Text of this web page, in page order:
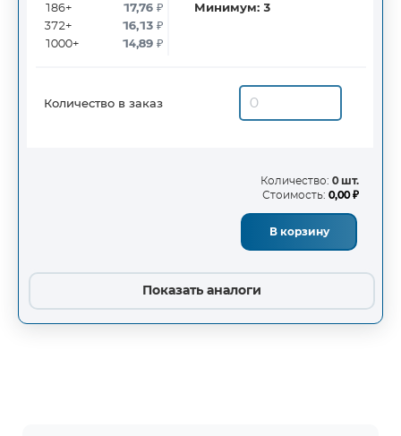
186+
372+
1000+
17,76₽
16,13₽
14,89₽
Минимум:3
Количество в заказ
Количество: 0 шт.
Стоимость: 0,00 ₽
В корзину
Показать аналоги